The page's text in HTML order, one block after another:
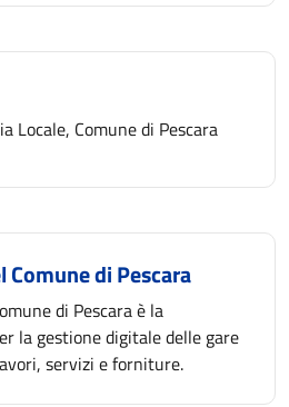
Locale, Comune di Pescara
di Pescara
di Pescara è la
la gestione digitale delle gare
servizi e forniture.